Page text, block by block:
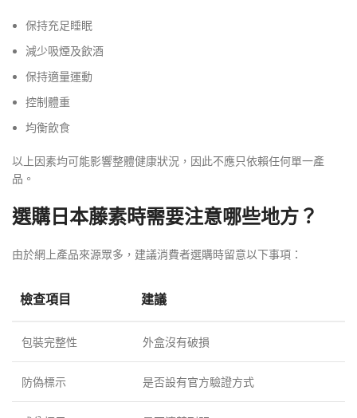
保持充足睡眠
減少吸煙及飲酒
保持適量運動
控制體重
均衡飲食
以上因素均可能影響整體健康狀況，因此不應只依賴任何單一產
品。
選購日本藤素時需要注意哪些地方？
由於網上產品來源眾多，建議消費者選購時留意以下事項：
檢查項目 建議
包裝完整性 外盒沒有破損
防偽標示 是否設有官方驗證方式